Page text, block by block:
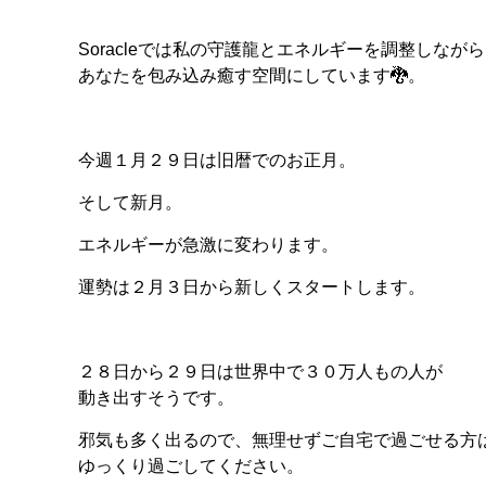
Soracleでは私の守護龍とエネルギーを調整しながら
あなたを包み込み癒す空間にしています🐉。
今週１月２９日は旧暦でのお正月。
そして新月。
エネルギーが急激に変わります。
運勢は２月３日から新しくスタートします。
２８日から２９日は世界中で３０万人もの人が
動き出すそうです。
邪気も多く出るので、無理せずご自宅で過ごせる方
ゆっくり過ごしてください。